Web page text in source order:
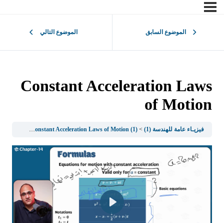
الموضوع السابق الموضوع التالي
Constant Acceleration Laws
of Motion
فيزيـاء عامة للهندسة (1) (1) Mechanics (Units and Dimensions Motion in One Dimension)
Constant Acceleration Laws of Motion